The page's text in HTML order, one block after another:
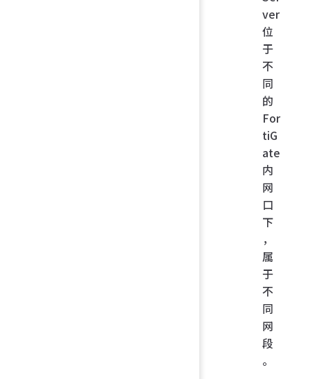
ver
位
于
不
同
的
For
tiG
ate
内
网
口
下
，
属
于
不
同
网
段
。